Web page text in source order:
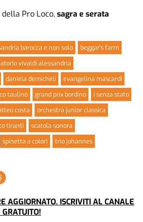
Pro Loco,sagra e serata
barocca e non solo
beggar's farm
vivaldi alessandria
daniela demicheli
evangelina mascardi
taulino grand prix bordino
i senza stato
costa
orchestra junior classica
tiranti
scatola sonora
spinetta a colori
trio johannes
AGGIORNATO. ISCRIVITI AL CANALE